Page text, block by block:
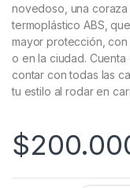
novedoso, una
termoplástico ABS,
mayor protección,
o en la ciudad.
contar con todas las
tu estilo al rodar en
$